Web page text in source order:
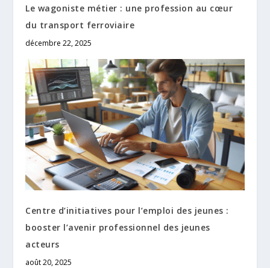
Le wagoniste métier : une profession au cœur
du transport ferroviaire
décembre 22, 2025
Centre d’initiatives pour l’emploi des jeunes :
booster l’avenir professionnel des jeunes
acteurs
août 20, 2025